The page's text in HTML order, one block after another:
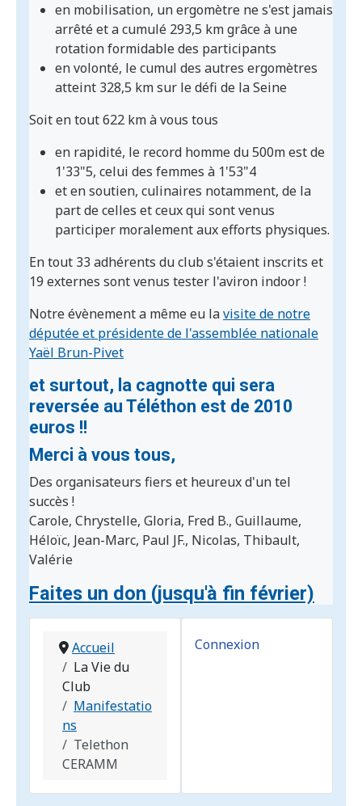
en mobilisation, un ergomètre ne s'est jamais
arrêté et a cumulé 293,5 km grâce à une
rotation formidable des participants
en volonté, le cumul des autres ergomètres
atteint 328,5 km sur le défi de la Seine
Soit en tout 622 km à vous tous
en rapidité, le record homme du 500m est de
1'33"5, celui des femmes à 1'53"4
et en soutien, culinaires notamment, de la
part de celles et ceux qui sont venus
participer moralement aux efforts physiques.
En tout 33 adhérents du club s'étaient inscrits et
19 externes sont venus tester l'aviron indoor !
Notre évènement a même eu lavisite de notre
députée et présidente de l'assemblée nationale
Yaël Brun-Pivet
et surtout, la cagnotte qui sera
reversée au Téléthon est de 2010
euros !!
Merci à vous tous,
Des organisateurs fiers et heureux d'un tel
succès !
Carole, Chrystelle, Gloria, Fred B., Guillaume,
Héloïc, Jean-Marc, Paul JF., Nicolas, Thibault,
Valérie
Faites un don (jusqu'à fin février)
Accueil
La Vie du
Club
Manifestatio
ns
Telethon
CERAMM
Connexion